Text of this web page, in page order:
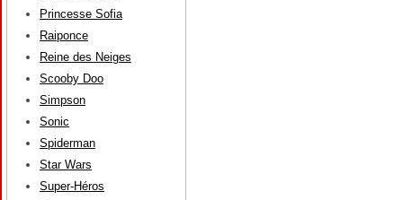
Princesse Sofia
Raiponce
Reine des Neiges
Scooby Doo
Simpson
Sonic
Spiderman
Star Wars
Super-Héros